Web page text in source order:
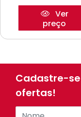
Ver
preço
Cadastre-
ofertas!